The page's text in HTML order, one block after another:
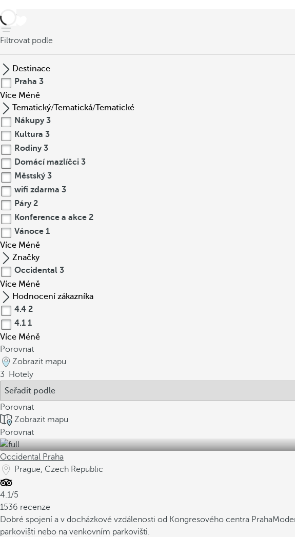
Zpět
Filtrovat podle
Destinace
Praha 3
Více Méně
Tematický/Tematická/Tematické
Nákupy 3
Kultura 3
Rodiny 3
Domácí mazlíčci 3
Městský 3
wifi zdarma 3
Páry 2
Konference a akce 2
Vánoce 1
Více Méně
Značky
Occidental 3
Více Méně
Hodnocení zákazníka
4.4 2
4.1 1
Více Méně
Porovnat
Zobrazit mapu
3
Hotely
Porovnat
Zobrazit mapu
Porovnat
Occidental Praha
Prague, Czech Republic
4.1/5
1536 recenze
Dobré spojení a v docházkové vzdálenosti od Kongresového centra Praha
parkovišti nebo na venkovním parkovišti.